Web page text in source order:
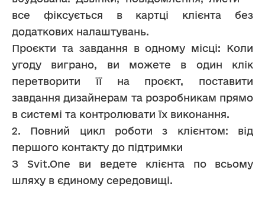
все фіксується в картці клієнта без
додаткових налаштувань.
Проєкти та завдання в одному місці: Коли
угоду виграно, ви можете в один клік
перетворити її на проєкт, поставити
завдання дизайнерам та розробникам прямо
в системі та контролювати їх виконання.
2. Повний цикл роботи з клієнтом: від
першого контакту до підтримки
З Svit.One ви ведете клієнта по всьому
шляху в єдиному середовищі.